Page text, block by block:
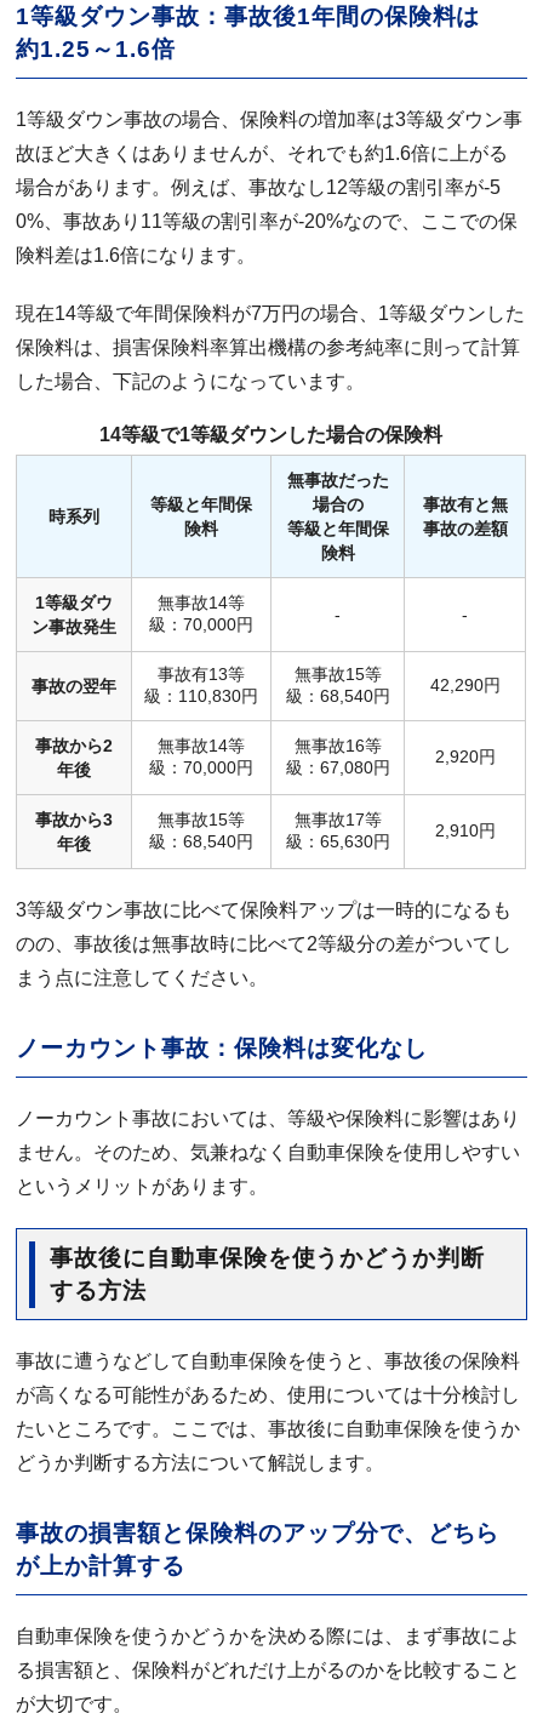
1等級ダウン事故：事故後1年間の保険料は
約1.25～1.6倍
1等級ダウン事故の場合、保険料の増加率は3等級ダウン事
故ほど大きくはありませんが、それでも約1.6倍に上がる
場合があります。例えば、事故なし12等級の割引率が-5
0%、事故あり11等級の割引率が-20%なので、ここでの保
険料差は1.6倍になります。
現在14等級で年間保険料が7万円の場合、1等級ダウンした
保険料は、損害保険料率算出機構の参考純率に則って計算
した場合、下記のようになっています。
14等級で1等級ダウンした場合の保険料
時系列
等級と年間保
険料
無事故だった
場合の
等級と年間保
険料
事故有と無
事故の差額
1等級ダウ
ン事故発生
無事故14等
級：70,000円
- -
事故の翌年
事故有13等
級：110,830円
無事故15等
級：68,540円
42,290円
事故から2
年後
無事故14等
級：70,000円
無事故16等
級：67,080円
2,920円
事故から3
年後
無事故15等
級：68,540円
無事故17等
級：65,630円
2,910円
3等級ダウン事故に比べて保険料アップは一時的になるも
のの、事故後は無事故時に比べて2等級分の差がついてし
まう点に注意してください。
ノーカウント事故：保険料は変化なし
ノーカウント事故においては、等級や保険料に影響はあり
ません。そのため、気兼ねなく自動車保険を使用しやすい
というメリットがあります。
事故後に自動車保険を使うかどうか判断
する方法
事故に遭うなどして自動車保険を使うと、事故後の保険料
が高くなる可能性があるため、使用については十分検討し
たいところです。ここでは、事故後に自動車保険を使うか
どうか判断する方法について解説します。
事故の損害額と保険料のアップ分で、どちら
が上か計算する
自動車保険を使うかどうかを決める際には、まず事故によ
る損害額と、保険料がどれだけ上がるのかを比較すること
が大切です。